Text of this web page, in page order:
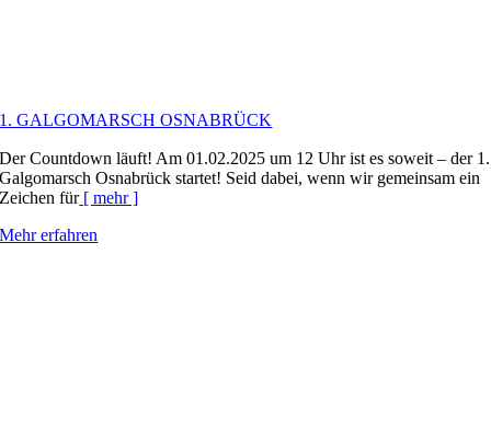
1. GALGOMARSCH OSNABRÜCK
Der Countdown läuft! Am 01.02.2025 um 12 Uhr ist es soweit – der 1.
Galgomarsch Osnabrück startet! Seid dabei, wenn wir gemeinsam ein
Zeichen für[ mehr ]
Mehr erfahren